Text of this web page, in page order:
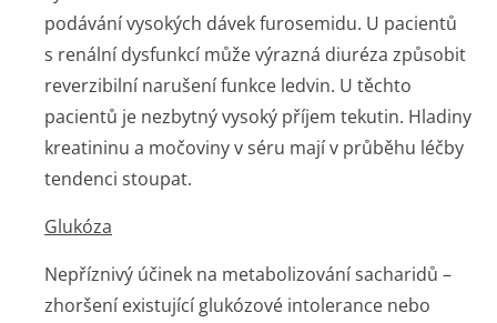
podávání vysokých dávek furosemidu. U pacientů
s renální dysfunkcí může výrazná diuréza způsobit
reverzibilní narušení funkce ledvin. U těchto
pacientů je nezbytný vysoký příjem tekutin. Hladiny
kreatininu a močoviny v séru mají v průběhu léčby
tendenci stoupat.
Glukóza
Nepříznivý účinek na metabolizování sacharidů –
zhoršení existující glukózové intolerance nebo